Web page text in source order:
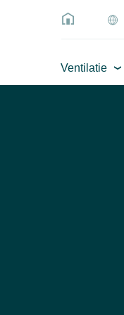
Ventilatie